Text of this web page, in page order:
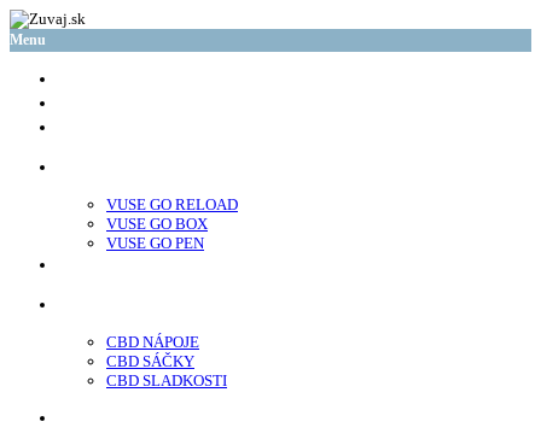
Menu
VUSE GO RELOAD
VUSE GO BOX
VUSE GO PEN
CBD NÁPOJE
CBD SÁČKY
CBD SLADKOSTI